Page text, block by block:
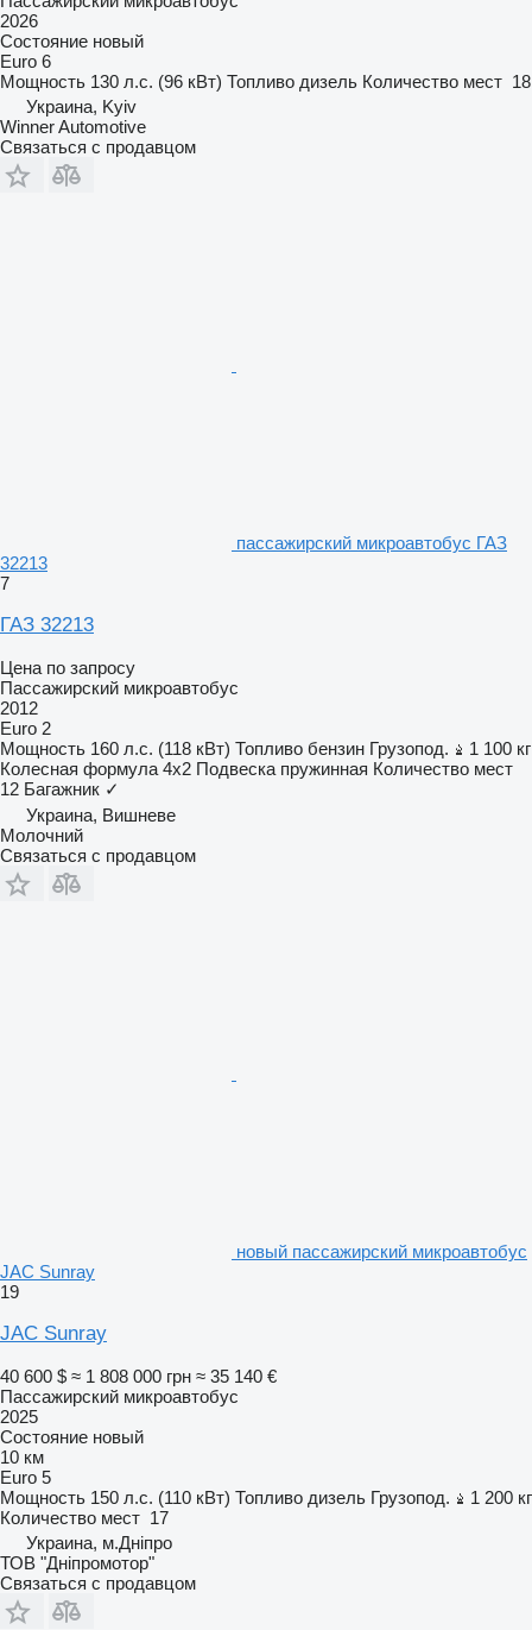
2026
Состояние новый
Euro 6
Мощность 130 л.с. (96 кВт) Топливо дизель Количество мест 18
Украина, Kyiv
Winner Automotive
Связаться с продавцом
пассажирский микроавтобус ГАЗ
32213
7
ГАЗ 32213
Цена по запросу
Пассажирский микроавтобус
2012
Euro 2
Мощность 160 л.с. (118 кВт) Топливо бензин Грузопод.
1 100 кг
Колесная формула 4x2 Подвеска пружинная Количество мест
12 Багажник ✓
Украина, Вишневе
Молочний
Связаться с продавцом
новый пассажирский микроавтобус
JAC Sunray
19
JAC Sunray
40 600 $ ≈ 1 808 000 грн ≈ 35 140 €
Пассажирский микроавтобус
2025
Состояние новый
10 км
Euro 5
Мощность 150 л.с. (110 кВт) Топливо дизель Грузопод.
1 200 кг
Количество мест 17
Украина, м.Дніпро
ТОВ "Дніпромотор"
Связаться с продавцом